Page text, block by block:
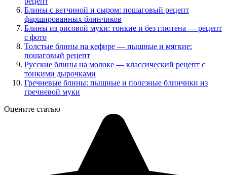
Блины с ветчиной и сыром: пошаговый рецепт
фаршированных блинчиков
Блины из рисовой муки: тонкие и без глютена — рецепт
с фото
Толстые блины на кефире — пышные и мягкие:
пошаговый рецепт
Русские блины на молоке — классический рецепт с
тонкими дырочками
Гречневые блины: пышные и полезные блинчики из
гречневой муки
Оцените статью